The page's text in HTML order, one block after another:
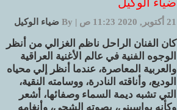
21 أكتوبر, 2020 11:23 ص |
By ضياء الوكيل
كان الفنان الراحل ناظم الغزالي من أنظر
الوجوه الفنية في عالم الأغنية العراقية
والعربية المعاصرة، عندما أنظر إلي محياه
الوديع، وأناقته النادرة، ووسامته النقية،
التي تشبه ديمة السماء وصفائها، أشعر
وكأنه يواسيني، بصوته الشجي، وأنغامه